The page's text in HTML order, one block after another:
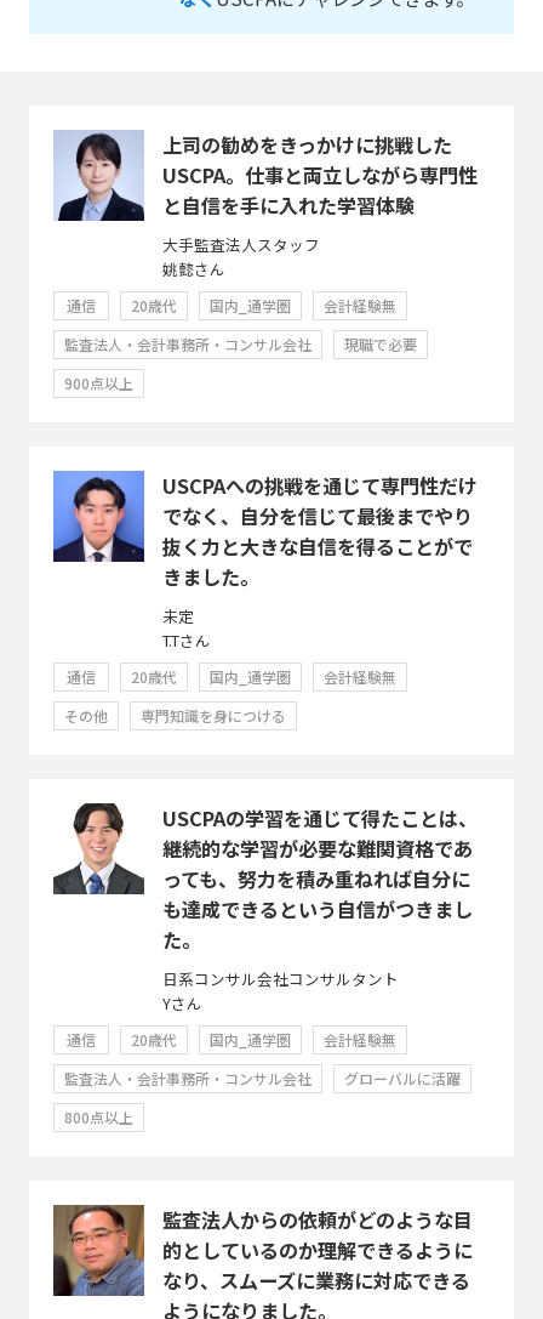
上司の勧めをきっかけに挑戦した
USCPA。仕事と両立しながら専門性
と自信を手に入れた学習体験
大手監査法人スタッフ
姚懿さん
通信 20歳代 国内_通学圏
会計経験無
監査法人・会計事務所・コンサル会社
現職で必要
900点以上
USCPAへの挑戦を通じて専門性だけ
でなく、自分を信じて最後までやり
抜く力と大きな自信を得ることがで
きました。
未定
T.Tさん
通信 20歳代 国内_通学圏
会計経験無
その他
専門知識を身につける
USCPAの学習を通じて得たことは、
継続的な学習が必要な難関資格であ
っても、努力を積み重ねれば自分に
も達成できるという自信がつきまし
た。
日系コンサル会社コンサルタント
Yさん
通信 20歳代 国内_通学圏
会計経験無
監査法人・会計事務所・コンサル会社
グローバルに活躍
800点以上
監査法人からの依頼がどのような目
的としているのか理解できるように
なり、スムーズに業務に対応できる
ようになりました。